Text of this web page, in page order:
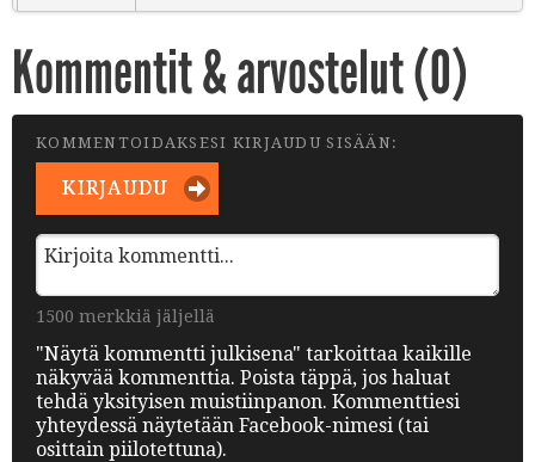
Kommentit & arvostelut (0)
KOMMENTOIDAKSESI KIRJAUDU SISÄÄN:
KIRJAUDU
1500 merkkiä jäljellä
"Näytä kommentti julkisena" tarkoittaa kaikille
näkyvää kommenttia. Poista täppä, jos haluat
tehdä yksityisen muistiinpanon. Kommenttiesi
yhteydessä näytetään Facebook-nimesi (tai
osittain piilotettuna).